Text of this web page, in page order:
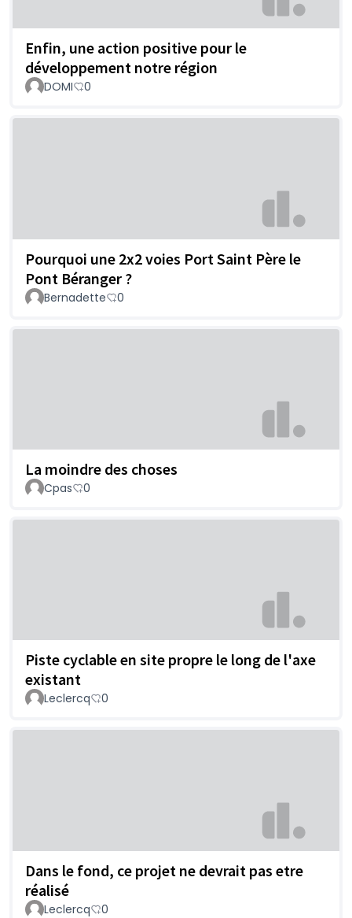
Enfin, une action positive pour le
développement notre région
DOMI 0
Pourquoi une 2x2 voies Port Saint Père le
Pont Béranger ?
Bernadette 0
La moindre des choses
Cpas 0
Piste cyclable en site propre le long de l'axe
existant
Leclercq 0
Dans le fond, ce projet ne devrait pas etre
réalisé
Leclercq 0